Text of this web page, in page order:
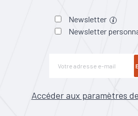
Newsletter
Newsletter
Accéder aux paramètres